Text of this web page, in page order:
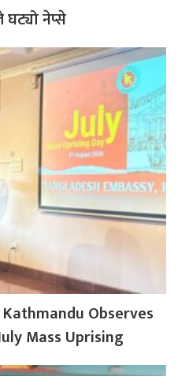
नेप्से
Observes
Mass Uprising